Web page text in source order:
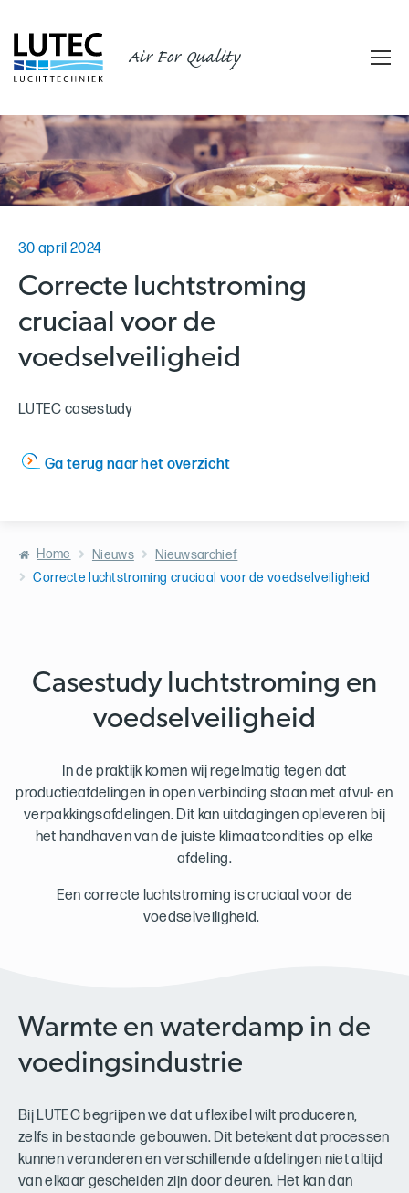
Air For Quality
30 april 2024
Correcte luchtstroming
cruciaal voor de
voedselveiligheid
LUTEC casestudy
Ga terug naar het overzicht
Home Nieuws
Nieuwsarchief
Correcte luchtstroming cruciaal voor de voedselveiligheid
Casestudy luchtstroming en
voedselveiligheid
In de praktijk komen wij regelmatig tegen dat
productieafdelingen in open verbinding staan met afvul- en
verpakkingsafdelingen. Dit kan uitdagingen opleveren bij
het handhaven van de juiste klimaatcondities op elke
afdeling.
Een correcte luchtstroming is cruciaal voor de
voedselveiligheid.
Warmte en waterdamp in de
voedingsindustrie
Bij LUTEC begrijpen we dat u flexibel wilt produceren,
zelfs in bestaande gebouwen. Dit betekent dat processen
kunnen veranderen en verschillende afdelingen niet altijd
van elkaar gescheiden zijn door deuren. Het kan dan